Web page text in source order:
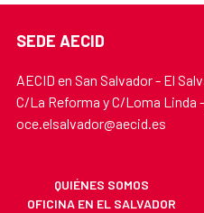
SEDE AECID
AECID en San Salvador - El
C/La Reforma y C/Loma Linda
oce.elsalvador@aecid.es
QUIÉNES SOMOS
OFICINA EN EL SALVADOR